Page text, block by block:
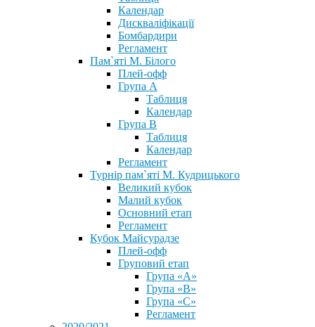
Календар
Дискваліфікації
Бомбардири
Регламент
Пам`яті М. Білого
Плей-офф
Група А
Таблиця
Календар
Група В
Таблиця
Календар
Регламент
Турнір пам`яті М. Кудрицького
Великий кубок
Малий кубок
Основний етап
Регламент
Кубок Майсурадзе
Плей-офф
Груповий етап
Група «А»
Група «B»
Група «C»
Регламент